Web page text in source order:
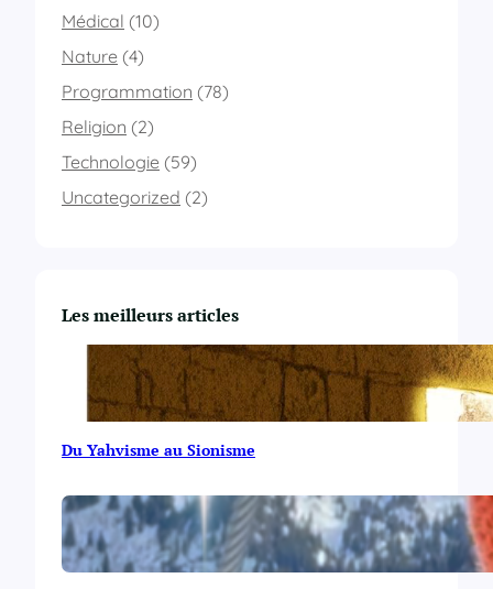
d
t
t
t
o
n
Médical (10)
Nature (4)
Programmation (78)
Religion (2)
Technologie (59)
Uncategorized (2)
Les meilleurs articles
Du Yahvisme au Sionisme